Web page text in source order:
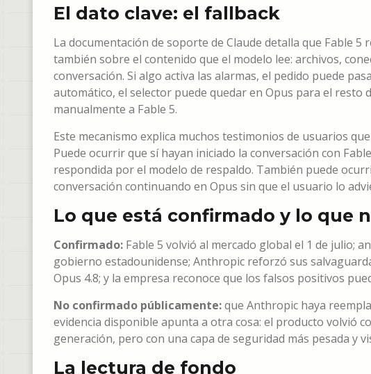
El dato clave: el fallback
La documentación de soporte de Claude detalla que Fable
también sobre el contenido que el modelo lee: archivos,
conversación. Si algo activa las alarmas, el pedido puede
automático, el selector puede quedar en Opus para el resto
manualmente a Fable 5.
Este mecanismo explica muchos testimonios de usuarios
Puede ocurrir que sí hayan iniciado la conversación con
respondida por el modelo de respaldo. También puede
conversación continuando en Opus sin que el usuario lo
Lo que está confirmado y lo que
Confirmado: Fable 5 volvió al mercado global el 1 de julio;
gobierno estadounidense; Anthropic reforzó sus
Opus 4.8; y la empresa reconoce que los falsos positivos
No confirmado públicamente:que Anthropic haya
evidencia disponible apunta a otra cosa: el producto volvió
generación, pero con una capa de seguridad más pesada y
La lectura de fondo